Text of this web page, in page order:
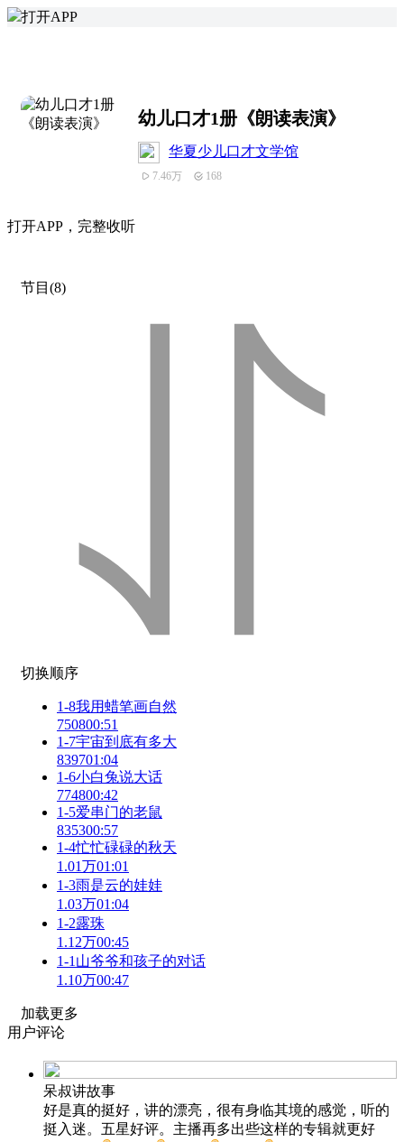
打开APP
幼儿口才1册《朗读表演》
华夏少儿口才文学馆
7.46万 168
打开APP，完整收听
节目(8)
切换顺序
1-8我用蜡笔画自然
750800:51
1-7宇宙到底有多大
839701:04
1-6小白兔说大话
774800:42
1-5爱串门的老鼠
835300:57
1-4忙忙碌碌的秋天
1.01万01:01
1-3雨是云的娃娃
1.03万01:04
1-2露珠
1.12万00:45
1-1山爷爷和孩子的对话
1.10万00:47
加载更多
用户评论
呆叔讲故事
好是真的挺好，讲的漂亮，很有身临其境的感觉，听的
挺入迷。五星好评。主播再多出些这样的专辑就更好